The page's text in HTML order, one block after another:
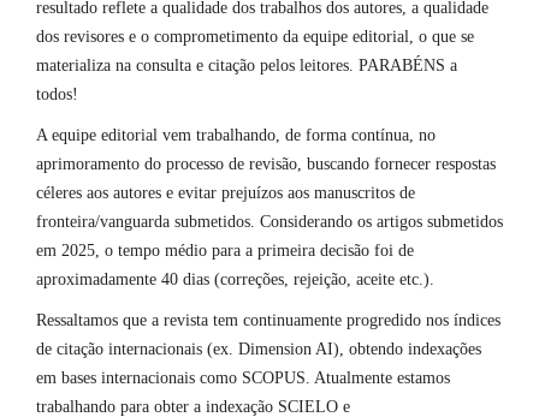
resultado reflete a qualidade dos trabalhos dos autores, a qualidade
dos revisores e o comprometimento da equipe editorial, o que se
materializa na consulta e citação pelos leitores. PARABÉNS a
todos!
A equipe editorial vem trabalhando, de forma contínua, no
aprimoramento do processo de revisão, buscando fornecer respostas
céleres aos autores e evitar prejuízos aos manuscritos de
fronteira/vanguarda submetidos. Considerando os artigos submetidos
em 2025, o tempo médio para a primeira decisão foi de
aproximadamente 40 dias (correções, rejeição, aceite etc.).
Ressaltamos que a revista tem continuamente progredido nos índices
de citação internacionais (ex. Dimension AI), obtendo indexações
em bases internacionais como SCOPUS. Atualmente estamos
trabalhando para obter a indexação SCIELO e